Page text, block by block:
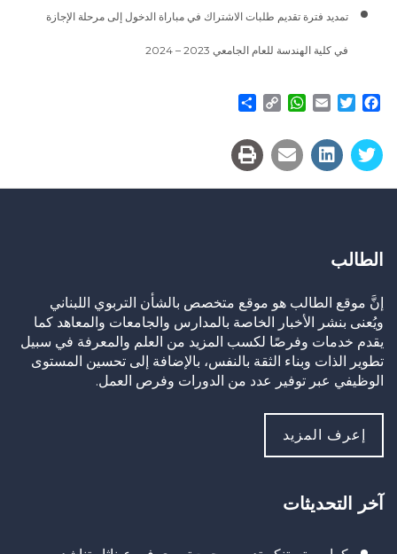
تمديد فترة تقديم طلبات الاشتراك في مباراة الدخول إلى مرحلة الإجازة
في كلية الهندسة للعام الجامعي 2023 – 2024
Facebook
Twitter
Email
WhatsApp
Copy
الطالب
إنَّ موقع الطالب هو موقع متخصص بالشأن التربوي اللبناني
ويُعنى بنشر الأخبار الخاصة بالمدارس والجامعات والمعاهد كما
يقدم خدمات وفرصًا لكسب المزيد من العلم والمعرفة في سبيل
تطوير الذات وبناء الثقة بالنفس، بالإضافة إلى تحسين المستوى
الوظيفي عبر توفير عدد من الدورات وفرص العمل.
إعرف المزيد
آخر التحديثات